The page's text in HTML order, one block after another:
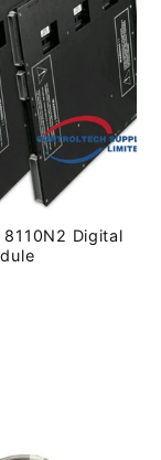
8110N2 Digital